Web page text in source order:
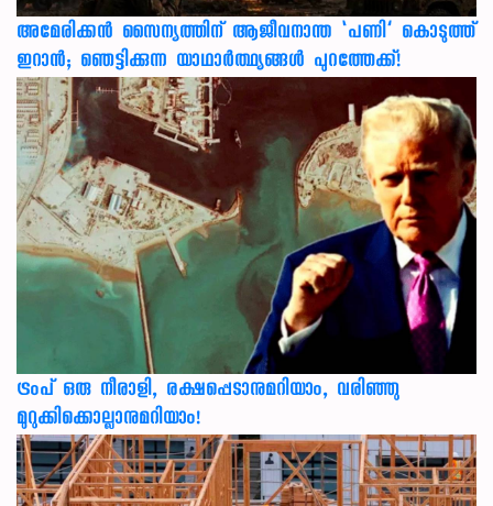
അമേരിക്കൻ സൈന്യത്തിന് ആജീവനാന്ത ‘പണി’ കൊടുത്ത്
ഇറാൻ; ഞെട്ടിക്കുന്ന യാഥാർത്ഥ്യങ്ങൾ പുറത്തേക്ക്!
ട്രംപ് ഒരു നീരാളി, രക്ഷപ്പെടാനുമറിയാം, വരിഞ്ഞു
മുറുക്കിക്കൊല്ലാനുമറിയാം!